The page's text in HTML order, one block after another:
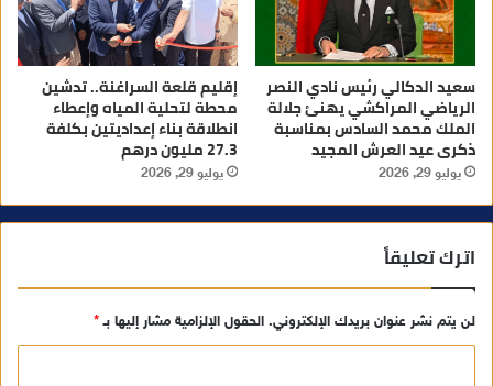
سعيد الدكالي رئيس نادي النصر
الرياضي المراكشي يهنئ جلالة
الملك محمد السادس بمناسبة
ذكرى عيد العرش المجيد
يوليو 29, 2026
إقليم قلعة السراغنة.. تدشين
محطة لتحلية المياه وإعطاء
انطلاقة بناء إعداديتين بكلفة
27.3 مليون درهم
يوليو 29, 2026
اترك تعليقاً
لن يتم نشر عنوان بريدك الإلكتروني. الحقول الإلزامية مشار إليها بـ*